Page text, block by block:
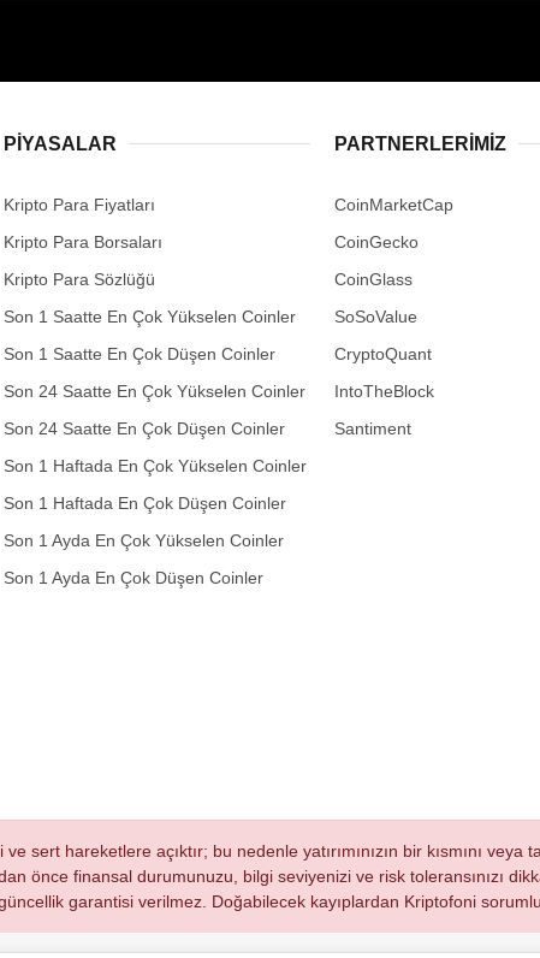
PIYASALAR
Kripto Para Fiyatları
Kripto Para Borsaları
Kripto Para Sözlüğü
Son 1 Saatte En Çok Yükselen Coinler
Son 1 Saatte En Çok Düşen Coinler
Son 24 Saatte En Çok Yükselen Coinler
Son 24 Saatte En Çok Düşen Coinler
Son 1 Haftada En Çok Yükselen Coinler
Son 1 Haftada En Çok Düşen Coinler
Son 1 Ayda En Çok Yükselen Coinler
Son 1 Ayda En Çok Düşen Coinler
PARTNERLERIMIZ
CoinMarketCap
CoinGecko
CoinGlass
SoSoValue
CryptoQuant
IntoTheBlock
Santiment
hareketlere açıktır; bu nedenle yatırımınızın bir kısmını veya
önce finansal durumunuzu, bilgi seviyenizi ve risk toleransınızı
garantisi verilmez. Doğabilecek kayıplardan Kriptofoni